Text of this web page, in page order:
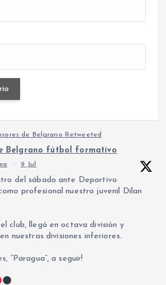
de Belgrano Retweeted
Belgrano fútbol formativo
· 9 Jul
del sábado ante Deportivo
profesional nuestro juvenil Dilan
club, llegó en octava división y
nuestras divisiones inferiores.
“Paragua”, a seguir!